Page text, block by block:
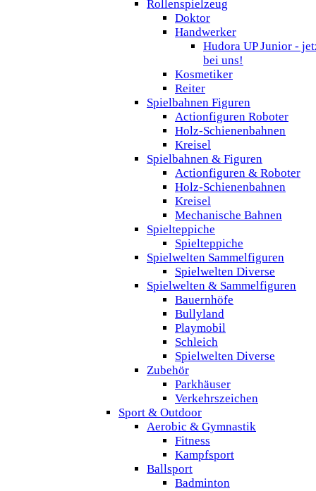
Rollenspielzeug
Doktor
Handwerker
Hudora UP Junior -
bei uns!
Kosmetiker
Reiter
Spielbahnen Figuren
Actionfiguren Roboter
Holz-Schienenbahnen
Kreisel
Spielbahnen & Figuren
Actionfiguren & Roboter
Holz-Schienenbahnen
Kreisel
Mechanische Bahnen
Spielteppiche
Spielteppiche
Spielwelten Sammelfiguren
Spielwelten Diverse
Spielwelten & Sammelfiguren
Bauernhöfe
Bullyland
Playmobil
Schleich
Spielwelten Diverse
Zubehör
Parkhäuser
Verkehrszeichen
Sport & Outdoor
Aerobic & Gymnastik
Fitness
Kampfsport
Ballsport
Badminton